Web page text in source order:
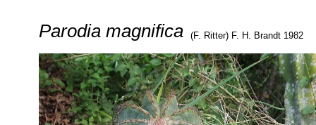
Parodia magnifica (F. Ritter) F. H. Brandt 1982